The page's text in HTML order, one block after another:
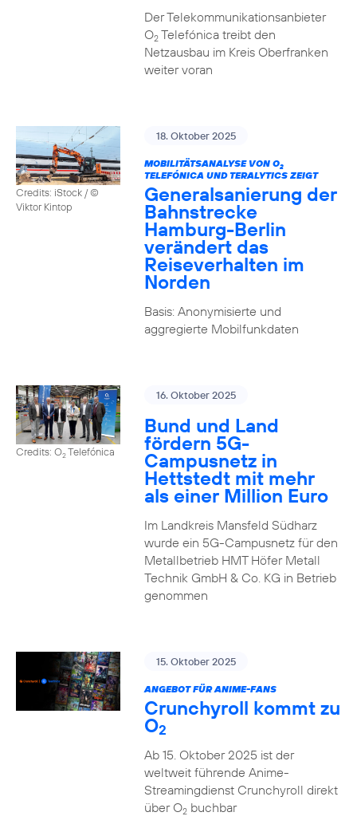
Der Telekommunikationsanbieter
O2Telefónica treibt den
Netzausbau im Kreis Oberfranken
weiter voran
Credits: iStock / ©
Viktor Kintop
18. Oktober 2025
MOBILITÄTSANALYSE VON O2
TELEFÓNICA UND TERALYTICS ZEIGT
Generalsanierung der
Bahnstrecke
Hamburg-Berlin
verändert das
Reiseverhalten im
Norden
Basis: Anonymisierte und
aggregierte Mobilfunkdaten
Credits: O2Telefónica
16. Oktober 2025
Bund und Land
fördern 5G-
Campusnetz in
Hettstedt mit mehr
als einer Million Euro
Im Landkreis Mansfeld Südharz
wurde ein 5G-Campusnetz für den
Metallbetrieb HMT Höfer Metall
Technik GmbH & Co. KG in Betrieb
genommen
15. Oktober 2025
ANGEBOT FÜR ANIME-FANS
Crunchyroll kommt zu
O2
Ab 15. Oktober 2025 ist der
weltweit führende Anime-
Streamingdienst Crunchyroll direkt
über O2buchbar